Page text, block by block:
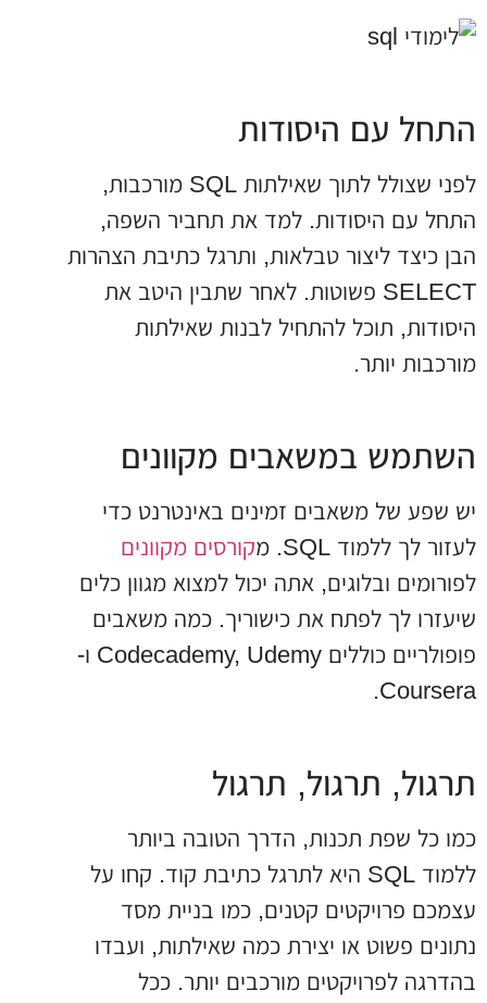
התחל עם היסודות
לפני שצולל לתוך שאילתות SQL מורכבות,
התחל עם היסודות. למד את תחביר השפה,
הבן כיצד ליצור טבלאות, ותרגל כתיבת הצהרות
SELECT פשוטות. לאחר שתבין היטב את
היסודות, תוכל להתחיל לבנות שאילתות
מורכבות יותר.
השתמש במשאבים מקוונים
יש שפע של משאבים זמינים באינטרנט כדי
לעזור לך ללמוד SQL. מ
קורסים מקוונים
לפורומים ובלוגים, אתה יכול למצוא מגוון כלים
שיעזרו לך לפתח את כישוריך. כמה משאבים
פופולריים כוללים Codecademy, Udemy ו-
Coursera.
תרגול, תרגול, תרגול
כמו כל שפת תכנות, הדרך הטובה ביותר
ללמוד SQL היא לתרגל כתיבת קוד. קחו על
עצמכם פרויקטים קטנים, כמו בניית מסד
נתונים פשוט או יצירת כמה שאילתות, ועבדו
בהדרגה לפרויקטים מורכבים יותר. ככל